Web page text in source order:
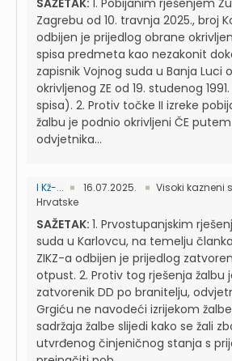
SAŽETAK: 1. Pobijanim rješenjem
Zagrebu od 10. travnja 2025., broj
odbijen je prijedlog obrane
spisa predmeta kao nezakonit
zapisnik Vojnog suda u Banja Luci
okrivljenog ZE od 19. studenog
spisa). 2. Protiv točke II izreke
žalbu je podnio okrivljeni ČE
odvjetnika...
I Kž-... 16.07.2025.
Visoki kazneni
Hrvatske
SAŽETAK: 1. Prvostupanjskim
suda u Karlovcu, na temelju
ZIKZ-a odbijen je prijedlog
otpust. 2. Protiv tog rješenja žalbu
zatvorenik DD po branitelju,
Grgiću ne navodeći izrijekom
sadržaja žalbe slijedi kako se žali
utvrđenog činjeničnog stanja s